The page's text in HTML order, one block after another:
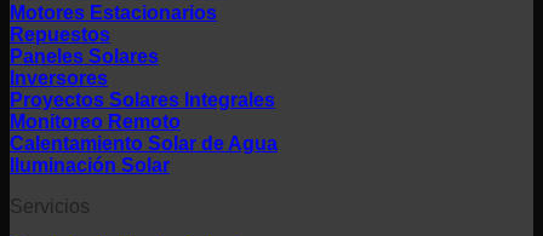
Motores Estacionarios
Repuestos
Paneles Solares
Inversores
Proyectos Solares Integrales
Monitoreo Remoto
Calentamiento Solar de Agua
Iluminación Solar
Servicios